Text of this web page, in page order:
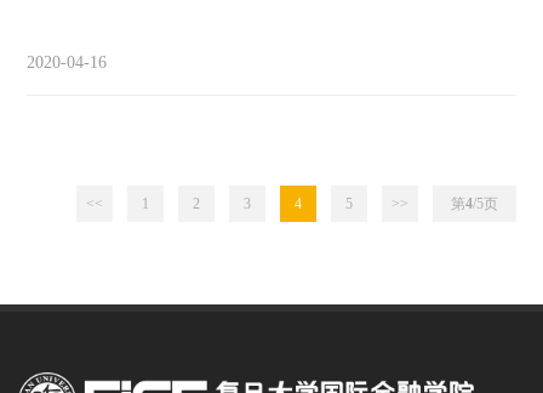
2020-04-16
<< 1 2 3 4 5 >> 第4/5页